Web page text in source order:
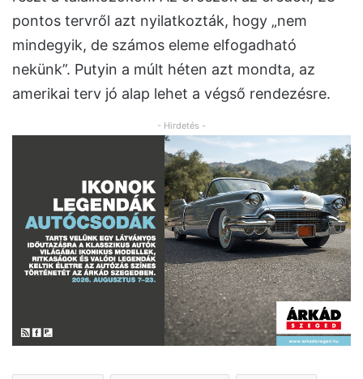
pontos tervről azt nyilatkozták, hogy „nem
mindegyik, de számos eleme elfogadható
nekünk”. Putyin a múlt héten azt mondta, az
amerikai terv jó alap lehet a végső rendezésre.
- Hirdetés -